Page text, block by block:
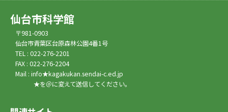
仙台市科学館
〒981-0903
仙台市青葉区台原森林公園4番1号
TEL : 022-276-2201
FAX : 022-276-2204
Mail : info★kagakukan.sendai-c.ed.jp
★を＠に変えて送信してください。